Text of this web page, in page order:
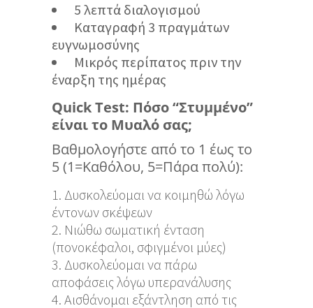
5 λεπτά διαλογισμού
Καταγραφή 3 πραγμάτων
ευγνωμοσύνης
Μικρός περίπατος πριν την
έναρξη της ημέρας
Quick Test: Πόσο “Στυμμένο”
είναι το Μυαλό σας;
Βαθμολογήστε από το 1 έως το
5 (1=Καθόλου, 5=Πάρα πολύ):
Δυσκολεύομαι να κοιμηθώ λόγω
έντονων σκέψεων
Νιώθω σωματική ένταση
(πονοκέφαλοι, σφιγμένοι μύες)
Δυσκολεύομαι να πάρω
αποφάσεις λόγω υπερανάλυσης
Αισθάνομαι εξάντληση από τις